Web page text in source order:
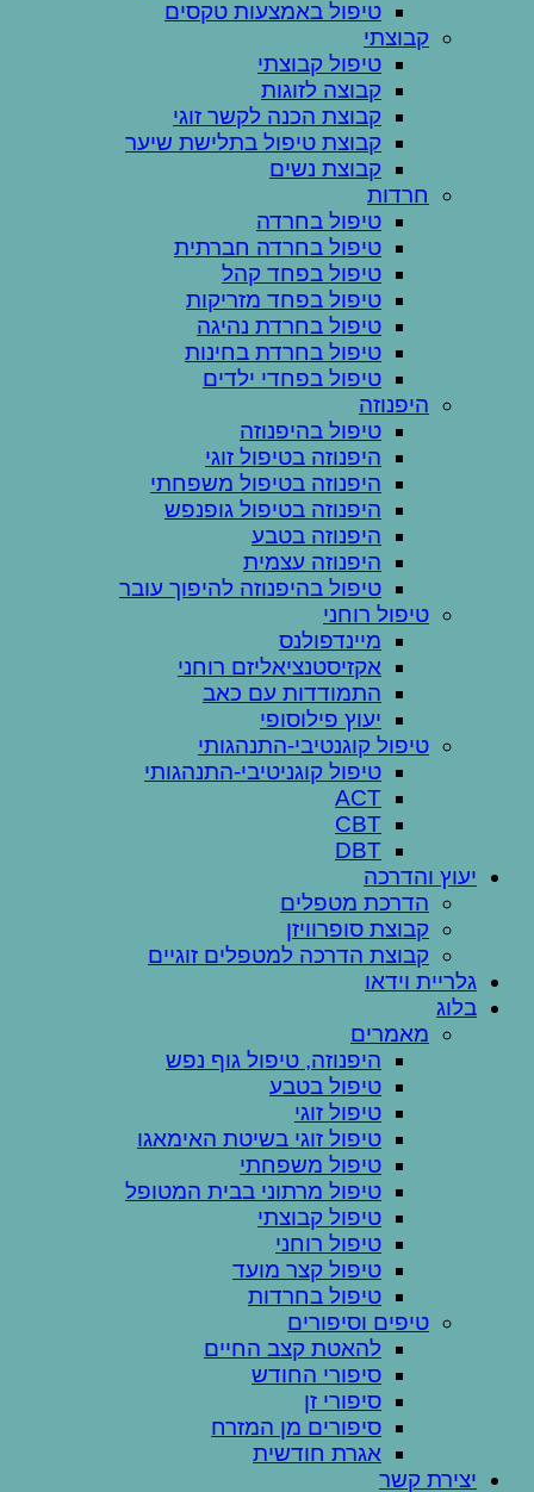
טיפול באמצעות טקסים
קבוצתי
טיפול קבוצתי
קבוצה לזוגות
קבוצת הכנה לקשר זוגי
קבוצת טיפול בתלישת שיער
קבוצת נשים
חרדות
טיפול בחרדה
טיפול בחרדה חברתית
טיפול בפחד קהל
טיפול בפחד מזריקות
טיפול בחרדת נהיגה
טיפול בחרדת בחינות
טיפול בפחדי ילדים
היפנוזה
טיפול בהיפנוזה
היפנוזה בטיפול זוגי
היפנוזה בטיפול משפחתי
היפנוזה בטיפול גופנפש
היפנוזה בטבע
היפנוזה עצמית
טיפול בהיפנוזה להיפוך עובר
טיפול רוחני
מיינדפולנס
אקזיסטנציאליזם רוחני
התמודדות עם כאב
יעוץ פילוסופי
טיפול קוגנטיבי-התנהגותי
טיפול קוגניטיבי-התנהגותי
ACT
CBT
DBT
יעוץ והדרכה
הדרכת מטפלים
קבוצת סופרוויזן
קבוצת הדרכה למטפלים זוגיים
גלריית וידאו
בלוג
מאמרים
היפנוזה, טיפול גוף נפש
טיפול בטבע
טיפול זוגי
טיפול זוגי בשיטת האימאגו
טיפול משפחתי
טיפול מרתוני בבית המטופל
טיפול קבוצתי
טיפול רוחני
טיפול קצר מועד
טיפול בחרדות
טיפים וסיפורים
להאטת קצב החיים
סיפורי החודש
סיפורי זן
סיפורים מן המזרח
אגרת חודשית
יצירת קשר